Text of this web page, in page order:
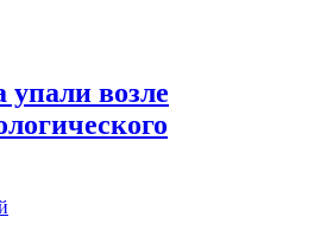
упали возле